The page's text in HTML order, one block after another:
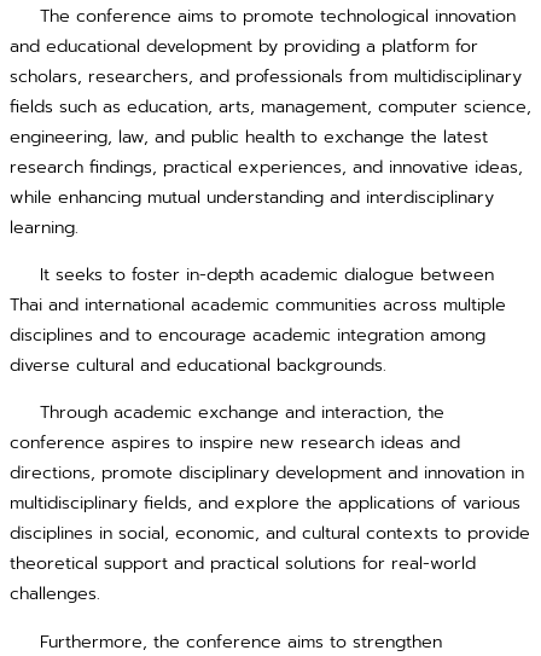
The conference aims to promote technological innovation
and educational development by providing a platform for
scholars, researchers, and professionals from multidisciplinary
fields such as education, arts, management, computer science,
engineering, law, and public health to exchange the latest
research findings, practical experiences, and innovative ideas,
while enhancing mutual understanding and interdisciplinary
learning.
It seeks to foster in-depth academic dialogue between
Thai and international academic communities across multiple
disciplines and to encourage academic integration among
diverse cultural and educational backgrounds.
Through academic exchange and interaction, the
conference aspires to inspire new research ideas and
directions, promote disciplinary development and innovation in
multidisciplinary fields, and explore the applications of various
disciplines in social, economic, and cultural contexts to provide
theoretical support and practical solutions for real-world
challenges.
Furthermore, the conference aims to strengthen